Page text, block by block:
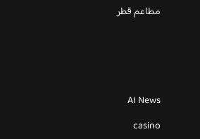
مطاعم قطر
AI News
casino